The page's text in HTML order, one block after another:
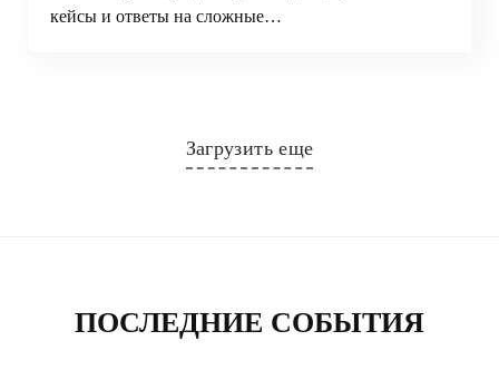
кейсы и ответы на сложные…
Загрузить еще
ПОСЛЕДНИЕ СОБЫТИЯ